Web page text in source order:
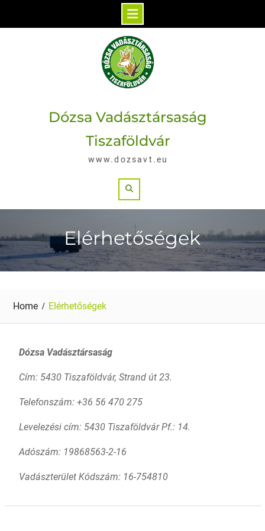
Dózsa Vadásztársaság
Tiszaföldvár
www.dozsavt.eu
Elérhetőségek
Home Elérhetőségek
Dózsa Vadásztársaság
Cím: 5430 Tiszaföldvár, Strand út 23.
Telefonszám: +36 56 470 275
Levelezési cím: 5430 Tiszaföldvár Pf.: 14.
Adószám: 19868563-2-16
Vadászterület Kódszám: 16-754810